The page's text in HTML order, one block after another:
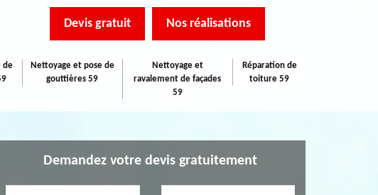
Devis gratuit Nos réalisations
de
Nettoyage et pose de
gouttières 59
Nettoyage et
ravalement de façades
59
Réparation de
toiture 59
Demandez votre devis gratuitement